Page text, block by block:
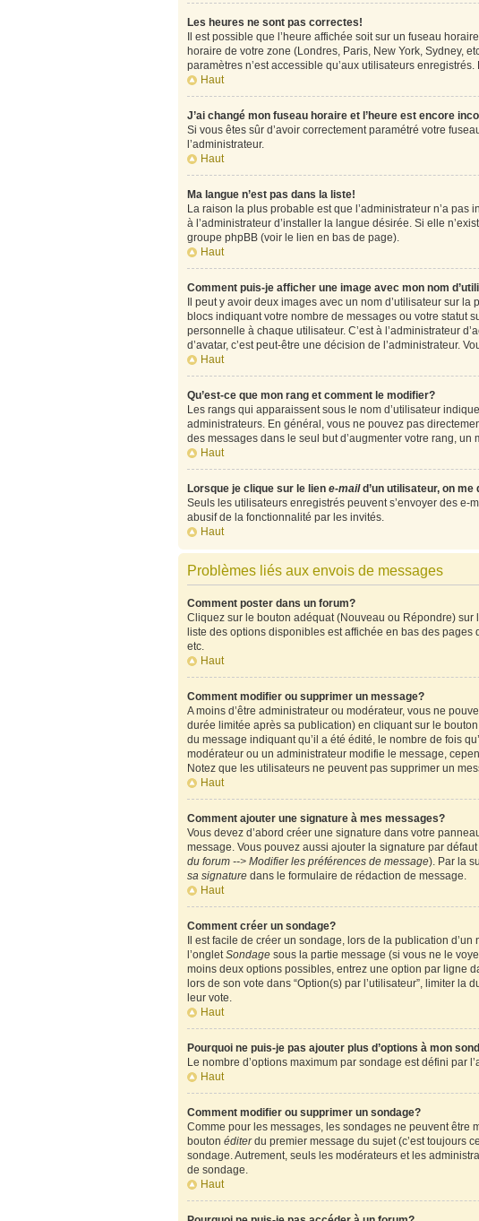
Les heures ne sont pas correctes!
Il est possible que l’heure affichée soit sur un fuseau
horaire de votre zone (Londres, Paris, New York, Sydney,
paramètres n’est accessible qu’aux utilisateurs
Haut
J’ai changé mon fuseau horaire et l’heure est encore
Si vous êtes sûr d’avoir correctement paramétré votre
l’administrateur.
Haut
Ma langue n’est pas dans la liste!
La raison la plus probable est que l’administrateur n’a
à l’administrateur d’installer la langue désirée. Si elle
groupe phpBB (voir le lien en bas de page).
Haut
Comment puis-je afficher une image avec mon nom
Il peut y avoir deux images avec un nom d’utilisateur sur
blocs indiquant votre nombre de messages ou votre statut
personnelle à chaque utilisateur. C’est à l’administrateur
d’avatar, c’est peut-être une décision de l’administrateur.
Haut
Qu’est-ce que mon rang et comment le modifier?
Les rangs qui apparaissent sous le nom d’utilisateur
administrateurs. En général, vous ne pouvez pas
des messages dans le seul but d’augmenter votre rang,
Haut
Lorsque je clique sur le lien e-maild’un utilisateur, on me
Seuls les utilisateurs enregistrés peuvent s’envoyer des
abusif de la fonctionnalité par les invités.
Haut
Problèmes liés aux envois de messages
Comment poster dans un forum?
Cliquez sur le bouton adéquat (Nouveau ou Répondre) sur
liste des options disponibles est affichée en bas des pages
etc.
Haut
Comment modifier ou supprimer un message?
A moins d’être administrateur ou modérateur, vous ne
durée limitée après sa publication) en cliquant sur le bouton
du message indiquant qu’il a été édité, le nombre de fois
modérateur ou un administrateur modifie le message,
Notez que les utilisateurs ne peuvent pas supprimer un
Haut
Comment ajouter une signature à mes messages?
Vous devez d’abord créer une signature dans votre
message. Vous pouvez aussi ajouter la signature par
du forum --> Modifier les préférences de message). Par la
sa signaturedans le formulaire de rédaction de message.
Haut
Comment créer un sondage?
Il est facile de créer un sondage, lors de la publication
l’ongletSondagesous la partie message (si vous ne le
moins deux options possibles, entrez une option par ligne
lors de son vote dans “Option(s) par l’utilisateur”, limiter
leur vote.
Haut
Pourquoi ne puis-je pas ajouter plus d’options à mon
Le nombre d’options maximum par sondage est défini par
Haut
Comment modifier ou supprimer un sondage?
Comme pour les messages, les sondages ne peuvent être
bouton éditerdu premier message du sujet (c’est toujours
sondage. Autrement, seuls les modérateurs et les
de sondage.
Haut